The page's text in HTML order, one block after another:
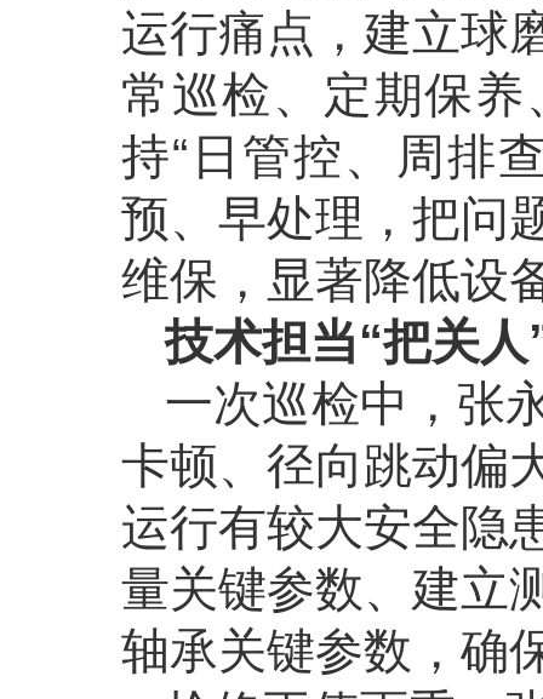
运行痛点，建立球
常巡检、定期保
持“日管控、周排
预、早处理，把问
维保，显著降低设
技术担当“把关人
一次巡检中，张
卡顿、径向跳动偏
运行有较大安全隐
量关键参数、建立
轴承关键参数，确